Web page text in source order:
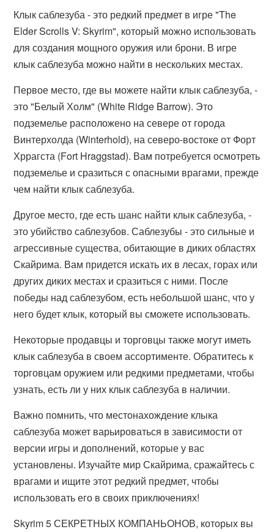
Клык саблезуба - это редкий предмет в игре "The
Elder Scrolls V: Skyrim", который можно использовать
для создания мощного оружия или брони. В игре
клык саблезуба можно найти в нескольких местах.
Первое место, где вы можете найти клык саблезуба, -
это "Белый Холм" (White Ridge Barrow). Это
подземелье расположено на севере от города
Винтерхолда (Winterhold), на северо-востоке от Форт
Хррагста (Fort Hraggstad). Вам потребуется осмотреть
подземелье и сразиться с опасными врагами, прежде
чем найти клык саблезуба.
Другое место, где есть шанс найти клык саблезуба, -
это убийство саблезубов. Саблезубы - это сильные и
агрессивные существа, обитающие в диких областях
Скайрима. Вам придется искать их в лесах, горах или
других диких местах и сразиться с ними. После
победы над саблезубом, есть небольшой шанс, что у
него будет клык, который вы сможете использовать.
Некоторые продавцы и торговцы также могут иметь
клык саблезуба в своем ассортименте. Обратитесь к
торговцам оружием или редкими предметами, чтобы
узнать, есть ли у них клык саблезуба в наличии.
Важно помнить, что местонахождение клыка
саблезуба может варьироваться в зависимости от
версии игры и дополнений, которые у вас
установлены. Изучайте мир Скайрима, сражайтесь с
врагами и ищите этот редкий предмет, чтобы
использовать его в своих приключениях!
Skyrim 5 СЕКРЕТНЫХ КОМПАНЬОНОВ, которых вы